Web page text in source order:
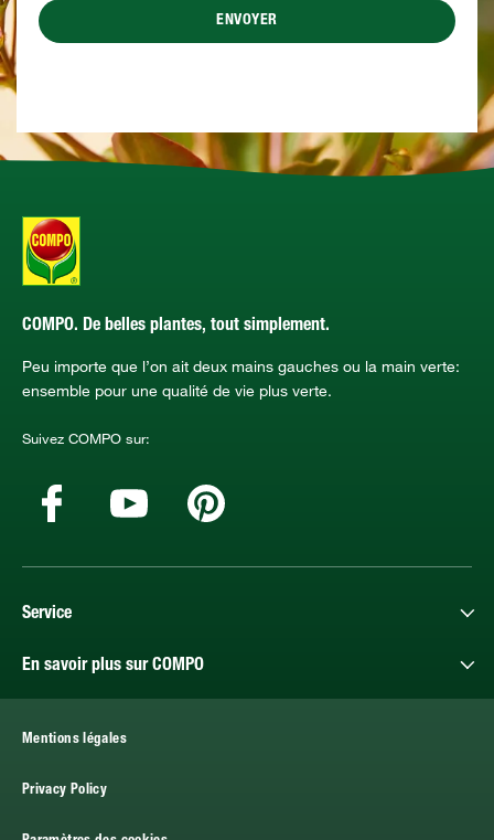
ENVOYER
COMPO. De belles plantes, tout simplement.
Peu importe que l’on ait deux mains gauches ou la main verte:
ensemble pour une qualité de vie plus verte.
Suivez COMPO sur:
Service
En savoir plus sur COMPO
Mentions légales
Privacy Policy